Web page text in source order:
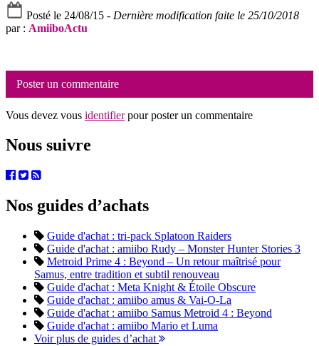
Posté le 24/08/15 - Dernière modification faite le 25/10/2018
par : AmiiboActu
Poster un commentaire
Vous devez vous identifierpour poster un commentaire
Nous suivre
Nos guides d’achats
Guide d'achat : tri-pack Splatoon Raiders
Guide d'achat : amiibo Rudy – Monster Hunter Stories 3
Metroid Prime 4 : Beyond – Un retour maîtrisé pour
Samus, entre tradition et subtil renouveau
Guide d'achat : Meta Knight & Étoile Obscure
Guide d'achat : amiibo amus & Vai-O-La
Guide d'achat : amiibo Samus Metroid 4 : Beyond
Guide d'achat : amiibo Mario et Luma
Voir plus de guides d’achat